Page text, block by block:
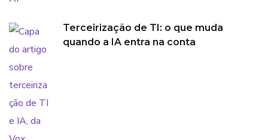
Terceirização de TI: o que muda
quando a IA entra na conta